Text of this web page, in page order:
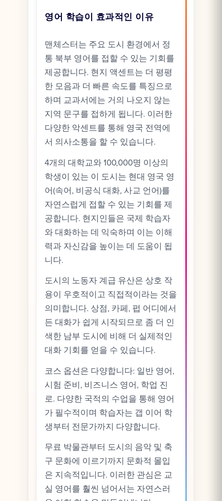
영어 학습이 효과적인 이유
맨체스터는 주요 도시 환경에서 정
통 북부 영어를 접할 수 있는 기회를
제공합니다. 현지 액센트는 더 평평
한 모음과 더 빠른 속도를 특징으로
하며 교과서에는 거의 나오지 않는
지역 문구를 접하게 됩니다. 이러한
다양한 악센트를 통해 영국 전역에
서 의사소통을 할 수 있습니다.
4개의 대학교와 100,000명 이상의
학생이 있는 이 도시는 현대 영국 영
어(속어, 비공식 대화, 사교 언어)를
자연스럽게 접할 수 있는 기회를 제
공합니다. 현지인들은 국제 학습자
와 대화하는 데 익숙하며 이는 이해
력과 자신감을 높이는 데 도움이 됩
니다.
도시의 노동자 계급 유산은 상호 작
용이 우호적이고 직접적이라는 것을
의미합니다. 상점, 카페, 펍 어디에서
든 대화가 쉽게 시작되므로 좀 더 인
색한 남부 도시에 비해 더 실제적인
대화 기회를 얻을 수 있습니다.
코스 옵션은 다양합니다: 일반 영어,
시험 준비, 비즈니스 영어, 학업 진
로. 다양한 국적의 수업을 통해 영어
가 필수적이며 학습자는 갭 이어 학
생부터 전문가까지 다양합니다.
무료 박물관부터 도시의 음악 및 축
구 문화에 이르기까지 문화적 몰입
은 지속적입니다. 이러한 관심은 교
실 영어를 훨씬 넘어서는 자연스러